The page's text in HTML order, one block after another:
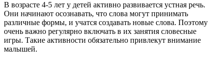
В возрасте 4-5 лет у детей активно развивается устная речь.
Они начинают осознавать, что слова могут принимать
различные формы, и учатся создавать новые слова. Поэтому
очень важно регулярно включать в их занятия словесные
игры. Такие активности обязательно привлекут внимание
малышей.